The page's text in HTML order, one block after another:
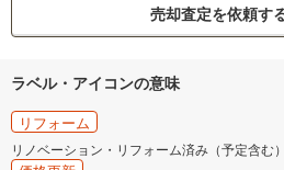
売却査定を依頼す
ラベル・アイコンの意味
リフォーム
リノベーション・リフォーム済み（予定含む